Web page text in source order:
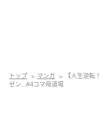
トップ マンガ
【人生逆転
ゼン…#4コマ母道場